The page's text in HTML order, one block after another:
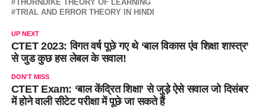
THORNDIKE THEORY OF LEARNING
TRIAL AND ERROR THEORY IN HINDI
UP NEXT
CTET 2023: विगत वर्ष पूछे गए थे ‘बाल विकास एंव शिक्षा शास्त्र’
से जुड कुछ हस लेबल के सवाल!
DON'T MISS
CTET Exam: ‘बाल केंद्रित शिक्षा’ से जुड़े ऐसे सवाल जो दिसंबर
में होने वाली सीटेट परीक्षा में पूछे जा सकते हैं